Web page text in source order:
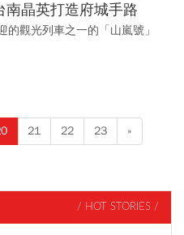
晶英打造府城手路
主題行程
的觀光列車之一的「山嵐號」
21 22 23 »
/ HOT STORIES /